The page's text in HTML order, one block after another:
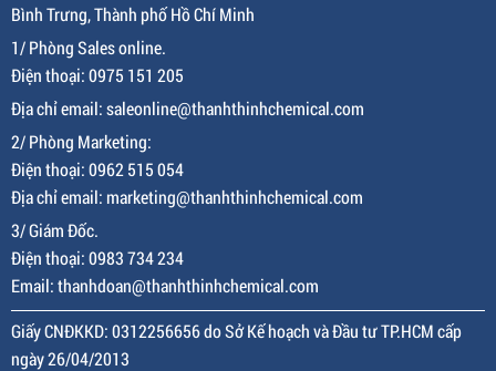
Bình Trưng, Thành phố Hồ Chí Minh
1/ Phòng Sales online.
Điện thoại: 0975 151 205
Địa chỉ email: saleonline@thanhthinhchemical.com
2/ Phòng Marketing:
Điện thoại: 0962 515 054
Địa chỉ email: marketing@thanhthinhchemical.com
3/ Giám Đốc.
Điện thoại: 0983 734 234
Email: thanhdoan@thanhthinhchemical.com
Giấy CNĐKKD: 0312256656 do Sở Kế hoạch và Đầu tư TP.HCM cấp
ngày 26/04/2013